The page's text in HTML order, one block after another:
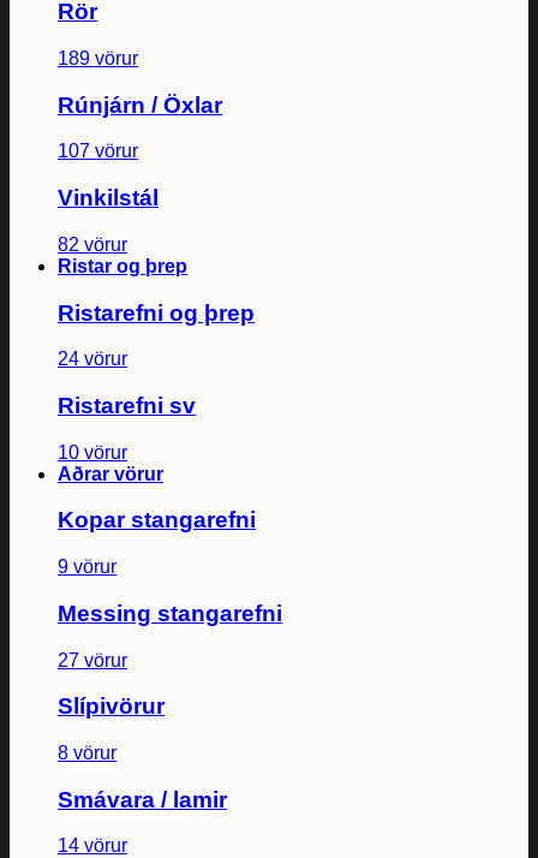
Rör
189 vörur
Rúnjárn / Öxlar
107 vörur
Vinkilstál
82 vörur
Ristar og þrep
Ristarefni og þrep
24 vörur
Ristarefni sv
10 vörur
Aðrar vörur
Kopar stangarefni
9 vörur
Messing stangarefni
27 vörur
Slípivörur
8 vörur
Smávara / lamir
14 vörur